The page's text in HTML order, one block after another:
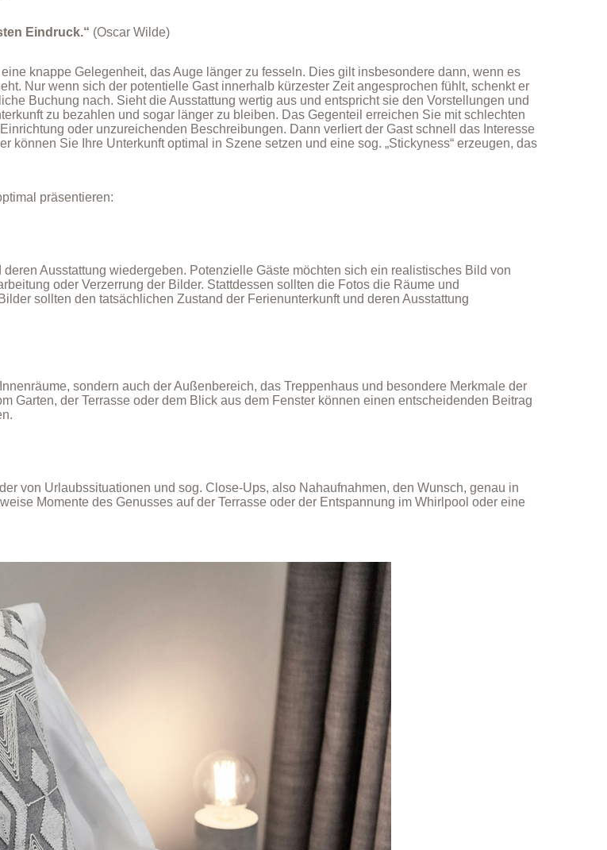
Eindruck.“ (Oscar Wilde)
knappe Gelegenheit, das Auge länger zu fesseln. Dies gilt insbesondere dann, wenn es
Nur wenn sich der potentielle Gast innerhalb kürzester Zeit angesprochen fühlt, schenkt er
Buchung nach. Sieht die Ausstattung wertig aus und entspricht sie den Vorstellungen und
zu bezahlen und sogar länger zu bleiben. Das Gegenteil erreichen Sie mit schlechten
oder unzureichenden Beschreibungen. Dann verliert der Gast schnell das Interesse
können Sie Ihre Unterkunft optimal in Szene setzen und eine sog. „Stickyness“ erzeugen, das
präsentieren:
Ausstattung wiedergeben. Potenzielle Gäste möchten sich ein realistisches Bild von
oder Verzerrung der Bilder. Stattdessen sollten die Fotos die Räume und
sollten den tatsächlichen Zustand der Ferienunterkunft und deren Ausstattung
sondern auch der Außenbereich, das Treppenhaus und besondere Merkmale der
Garten, der Terrasse oder dem Blick aus dem Fenster können einen entscheidenden Beitrag
von Urlaubssituationen und sog. Close-Ups, also Nahaufnahmen, den Wunsch, genau in
Momente des Genusses auf der Terrasse oder der Entspannung im Whirlpool oder eine